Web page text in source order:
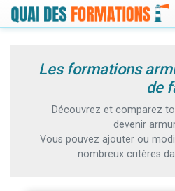
Les formations
de
Découvrez et comparez
devenir
Vous pouvez ajouter ou
nombreux critères